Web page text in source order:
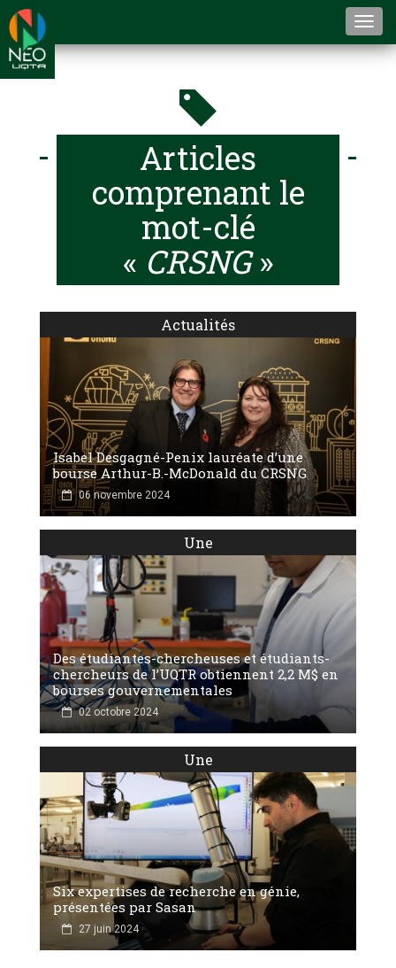
Articles
comprenant le
mot-clé
« CRSNG»
Actualités
Isabel Desgagné-Penix lauréate d’une
bourse Arthur-B.-McDonald du CRSNG
06 novembre 2024
Une
Des étudiantes-chercheuses et étudiants-
chercheurs de l’UQTR obtiennent 2,2 M$ en
bourses gouvernementales
02 octobre 2024
Une
Six expertises de recherche en génie,
présentées par Sasan
27 juin 2024